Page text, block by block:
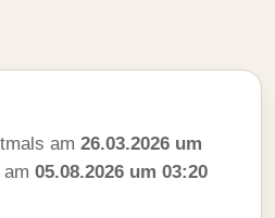
am 26.03.2026 um
05.08.2026 um 03:20